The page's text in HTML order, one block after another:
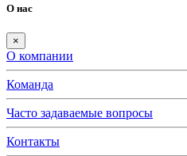
О нас
×
О компании
Команда
Часто задаваемые вопросы
Контакты